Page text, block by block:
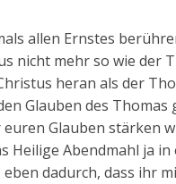
allen Ernstes
nicht mehr so wie der
heran als der
Glauben des
Glauben stärken
Abendmahl ja
dadurch, dass ihr